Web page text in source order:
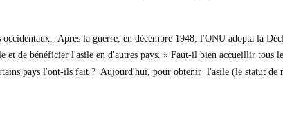
occidentaux. Après la guerre, en décembre 1948, l'ONU adopta là
de bénéficier l'asile en d'autres pays. » Faut-il bien accueillir tous
pays l'ont-ils fait ? Aujourd'hui, pour obtenir l'asile (le statut de